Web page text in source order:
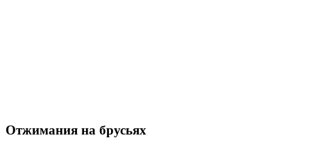
Отжимания на брусьях